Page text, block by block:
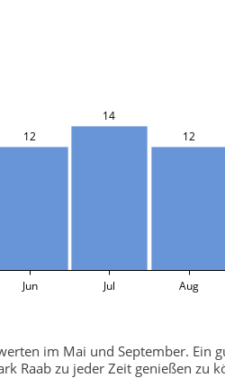
12
14
12
Jun Jul Aug
im Mai und September. Ein
Raab zu jeder Zeit genießen zu